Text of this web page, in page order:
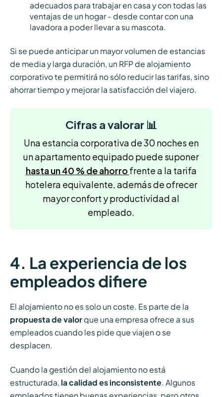
adecuados para trabajar en casa y con todas las
ventajas de un hogar - desde contar con una
lavadora a poder llevar a su mascota.
Si se puede anticipar un mayor volumen de estancias
de media y larga duración, un RFP de alojamiento
corporativo te permitirá no sólo reducir las tarifas, sino
ahorrar tiempo y mejorar la satisfacción del viajero.
Cifras a valorar 📊
Una estancia corporativa de 30 noches en
un apartamento equipado puede suponer
hasta un 40 % de ahorro frente a la tarifa
hotelera equivalente, además de ofrecer
mayor confort y productividad al
empleado.
4. La experiencia de los
empleados difiere
El alojamiento no es solo un coste. Es parte de la
propuesta de valorque una empresa ofrece a sus
empleados cuando les pide que viajen o se
desplacen.
Cuando la gestión del alojamiento no está
estructurada, la calidad es inconsistente. Algunos